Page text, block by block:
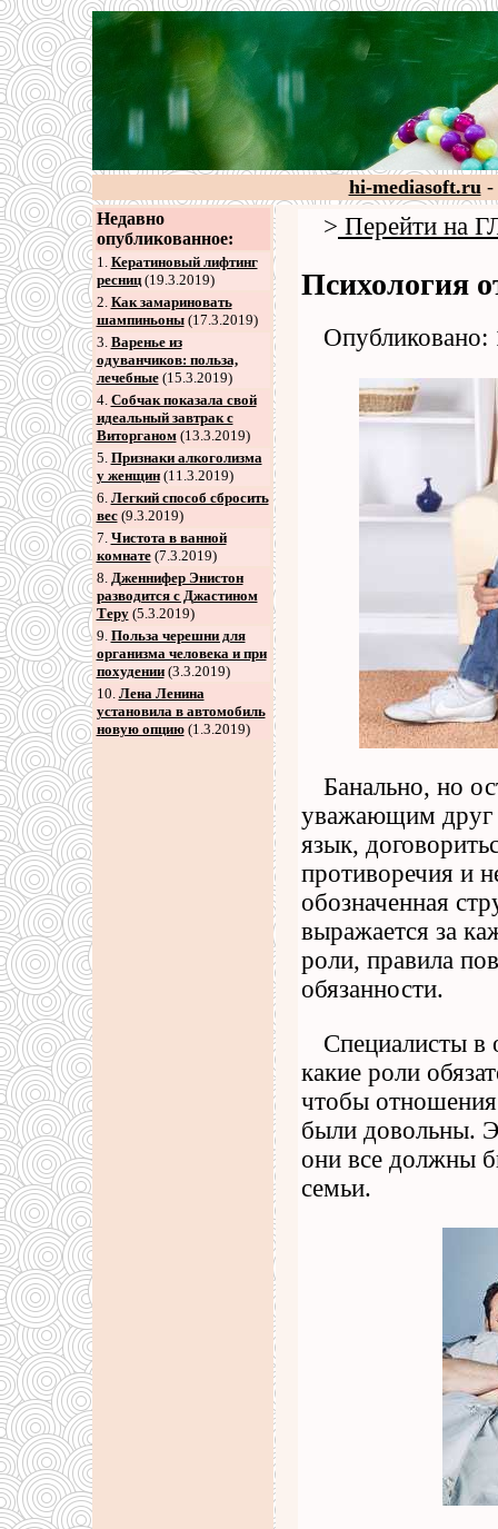
hi-mediasoft.ru-
Недавно
опубликованное:
1. Кератиновый лифтинг
ресниц(19.3.2019)
2. Как замариновать
шампиньоны(17.3.2019)
3. Варенье из
одуванчиков: польза,
лечебные(15.3.2019)
4. Собчак показала свой
идеальный завтрак с
Виторганом(13.3.2019)
5. Признаки алкоголизма
у женщин(11.3.2019)
6. Легкий способ сбросить
вес(9.3.2019)
7. Чистота в ванной
комнате(7.3.2019)
8. Дженнифер Энистон
разводится с Джастином
Теру(5.3.2019)
9. Польза черешни для
организма человека и при
похудении(3.3.2019)
10. Лена Ленина
установила в автомобиль
новую опцию(1.3.2019)
> Перейти на
Психология
Опубликовано:
Банально, но
уважающим друг
язык,
противоречия и
обозначенная
выражается за
роли, правила
обязанности.
Специалисты в
какие роли
чтобы
были довольны.
они все должны
семьи.